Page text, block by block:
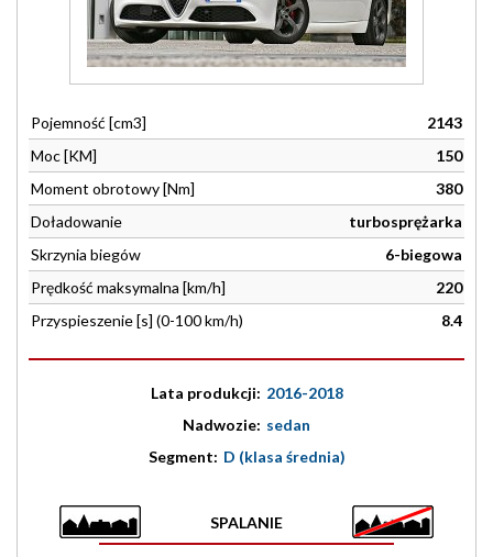
Pojemność [cm3]
2143
Moc [KM]
150
Moment obrotowy [Nm]
380
Doładowanie
turbosprężarka
Skrzynia biegów
6-biegowa
Prędkość maksymalna [km/h]
220
Przyspieszenie [s] (0-100 km/h)
8.4
Lata produkcji: 2016-2018
Nadwozie: sedan
Segment: D (klasa średnia)
SPALANIE